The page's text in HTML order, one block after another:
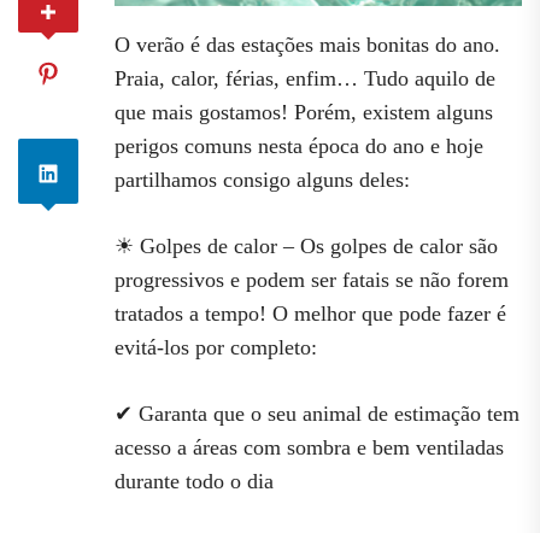
O verão é das estações mais bonitas do ano.
Praia, calor, férias, enfim… Tudo aquilo de
que mais gostamos! Porém, existem alguns
perigos comuns nesta época do ano e hoje
partilhamos consigo alguns deles:
☀ Golpes de calor – Os golpes de calor são
progressivos e podem ser fatais se não forem
tratados a tempo! O melhor que pode fazer é
evitá-los por completo:
✔ Garanta que o seu animal de estimação tem
acesso a áreas com sombra e bem ventiladas
durante todo o dia